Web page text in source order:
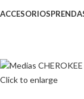
ACCESORIOS
Click to enlarge